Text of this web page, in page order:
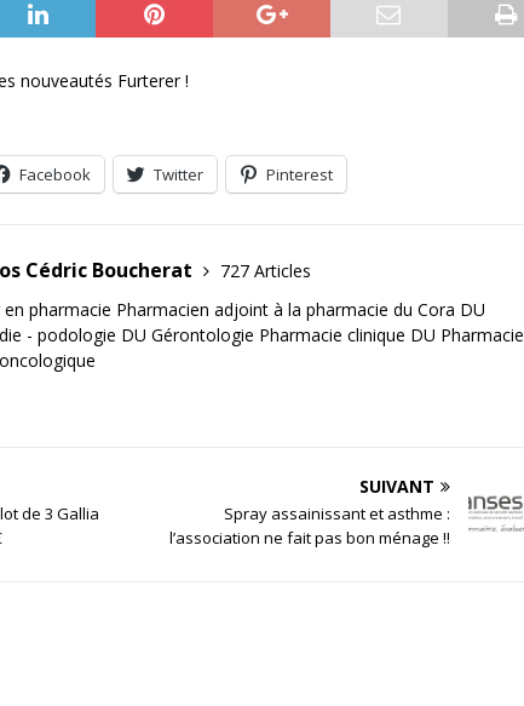
nouveautés Furterer !
Facebook Twitter Pinterest
Cédric Boucherat
727 Articles
pharmacie Pharmacien adjoint à la pharmacie du Cora DU
- podologie DU Gérontologie Pharmacie clinique DU Pharmacie
de 3 Gallia
SUIVANT
Spray assainissant et asthme :
l’association ne fait pas bon ménage !!